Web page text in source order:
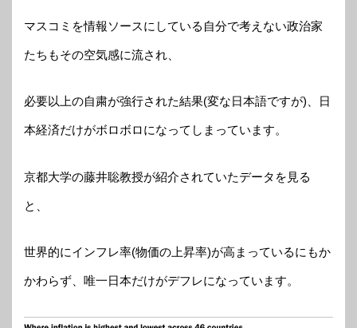
マスコミを情報ソースにしている自分で考えない政治家
たちもその空気感に流され、
必要以上の自粛が強行された結果(変な日本語ですが)、日
本経済だけがボロボロになってしまっています。
京都大学の藤井聡教授が紹介されていたデータを見る
と、
世界的にインフレ率(物価の上昇率)が高まっているにもか
かわらず、唯一日本だけがデフレになっています。